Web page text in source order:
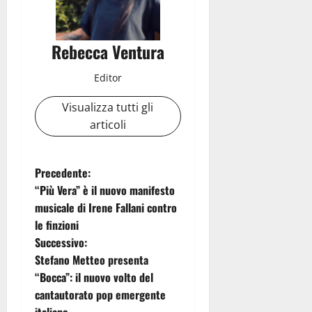
Rebecca Ventura
Editor
Visualizza tutti gli
articoli
N
a
v
i
g
Precedente:
“Più Vera” è il nuovo manifesto
musicale di Irene Fallani contro
le finzioni
Successivo:
Stefano Metteo presenta
“Bocca”: il nuovo volto del
cantautorato pop emergente